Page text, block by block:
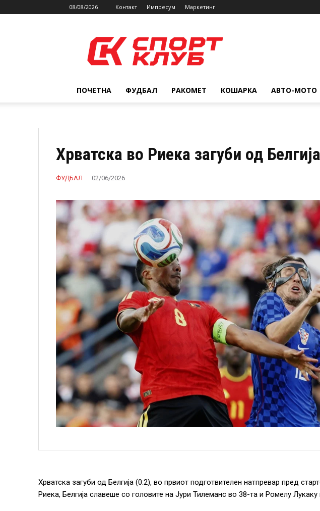
08/08/2026 Контакт Импресум Маркетинг
ПОЧЕТНА ФУДБАЛ РАКОМЕТ КОШАРКА АВТО-МОТО
Хрватска во Риека загуби од Белгија
ФУДБАЛ 02/06/2026
Хрватска загуби од Белгија (0:2), во првиот подготвителен натпревар пред
Риека, Белгија славеше со головите на Јури Тилеманс во 38-та и Ромелу Лукаку